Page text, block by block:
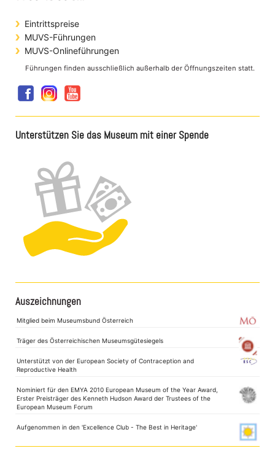
Eintrittspreise
MUVS-Führungen
MUVS-Onlineführungen
Führungen finden ausschließlich außerhalb der Öffnungszeiten statt.
Unterstützen Sie das Museum mit einer Spende
Auszeichnungen
Mitglied beim Museumsbund Österreich
Träger des Österreichischen Museumsgütesiegels
Unterstützt von der European Society of Contraception and
Reproductive Health
Nominiert für den EMYA 2010 European Museum of the Year Award,
Erster Preisträger des Kenneth Hudson Award der Trustees of the
European Museum Forum
Aufgenommen in den 'Excellence Club - The Best in Heritage'